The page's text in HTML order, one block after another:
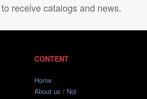
receive catalogs and news.
CONTENT
Home
About us / Noi